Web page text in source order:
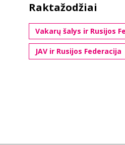
Raktažodžiai
Vakarų šalys ir Rusijos
JAV ir Rusijos Federacija